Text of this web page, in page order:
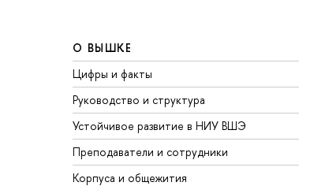
О ВЫШКЕ
Цифры и факты
Руководство и структура
Устойчивое развитие в НИУ ВШЭ
Преподаватели и сотрудники
Корпуса и общежития